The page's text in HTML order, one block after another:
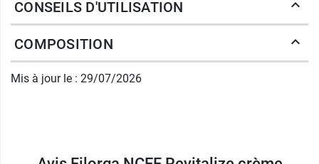
Le cœur de la crème Filorga NCEF Revitalize,
c'est leNCEF. Il s'agit d'un complexe dont la
concentration en ingrédients est comparable à
ce qui est utilisé en mésothérapie, lors d'injection
anti-âge. Le NCEF est intègre des vitamines, des
CONSEILS D'UTILISATION
COMPOSITION
Mis à jour le : 29/07/2026